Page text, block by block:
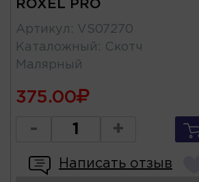
ROXEL PRO
Артикул : VS07270
Каталожный : Скотч
Малярный
375.00
- +
Написать отзыв